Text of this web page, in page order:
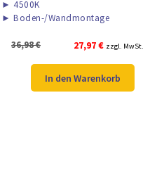
► 4500K
► Boden-/Wandmontage
36,98€
Ursprünglicher
war:
36,98 €
27,97€Aktueller
ist:
27,97 €.
zzgl. MwSt.
In den Warenkorb